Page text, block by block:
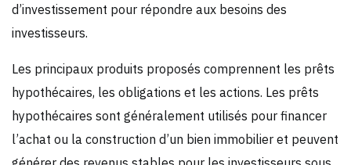
d’investissement pour répondre aux besoins des
investisseurs.
Les principaux produits proposés comprennent les prêts
hypothécaires, les obligations et les actions. Les prêts
hypothécaires sont généralement utilisés pour financer
l’achat ou la construction d’un bien immobilier et peuvent